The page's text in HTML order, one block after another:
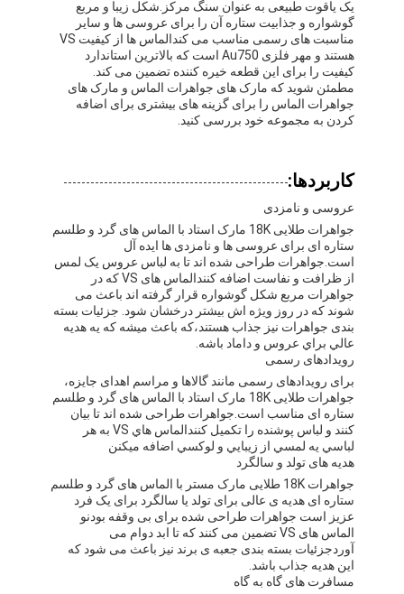
گوشواره هاي طلايي 18 کارت
حلقه هاي طلايي 18 کارت
دستبندهاي طلايي 18 کارت
جواهرات طلا 18K
وان کلیف آرپلز
کارتیه سفارشی
یک یاقوت طبیعی به عنوان سنگ مرکز.شکل زیبا و مربع
گوشواره و جذابیت ستاره آن را برای عروسی ها و سایر
مناسبت های رسمی مناسب می کندالماس ها از کیفیت VS
هستند و مهر فلزی Au750 است که بالاترین استاندارد
کیفیت را برای این قطعه خیره کننده تضمین می کند.
مطمئن شوید که مارک های جواهرات الماس و مارک های
جواهرات الماس را برای گزینه های بیشتری برای اضافه
کردن به مجموعه خود بررسی کنید.
کاربردها:
عروسی و نامزدی
جواهرات طلایی 18K مارک استاد با الماس های گرد و طلسم
ستاره ای برای عروسی ها و نامزدی ها ایده آل
است.جواهرات طراحی شده اند تا به لباس عروس یک لمس
از ظرافت و نفاست اضافه کنندالماس های VS که در
جواهرات مربع شکل گوشواره قرار گرفته اند باعث می
شوند که در روز ویژه اش بیشتر درخشان شود. جزئیات بسته
بندی جواهرات نیز جذاب هستند،که باعث ميشه که يه هديه
عالي براي عروس و داماد باشه.
رویدادهای رسمی
برای رویدادهای رسمی مانند گالاها و مراسم اهدای جایزه،
جواهرات طلایی 18K مارک استاد با الماس های گرد و طلسم
ستاره ای مناسب است.جواهرات طراحی شده اند تا بیان
کنند و لباس پوشنده را تکمیل کنندالماس هاي VS به هر
لباسي يه لمسي از زيبايي و لوکسي اضافه ميکنن
هدیه های تولد و سالگرد
جواهرات 18K طلایی مارک مستر با الماس های گرد و طلسم
ستاره ای هدیه ی عالی برای تولد یا سالگرد برای یک فرد
عزیز است جواهرات طراحی شده برای بی وقفه بودنو
الماس های VS تضمین می کنند که تا ابد دوام می
آوردجزئیات بسته بندی جعبه ی برند نیز باعث می شود که
این هدیه جذاب باشد.
مسافرت های گاه به گاه